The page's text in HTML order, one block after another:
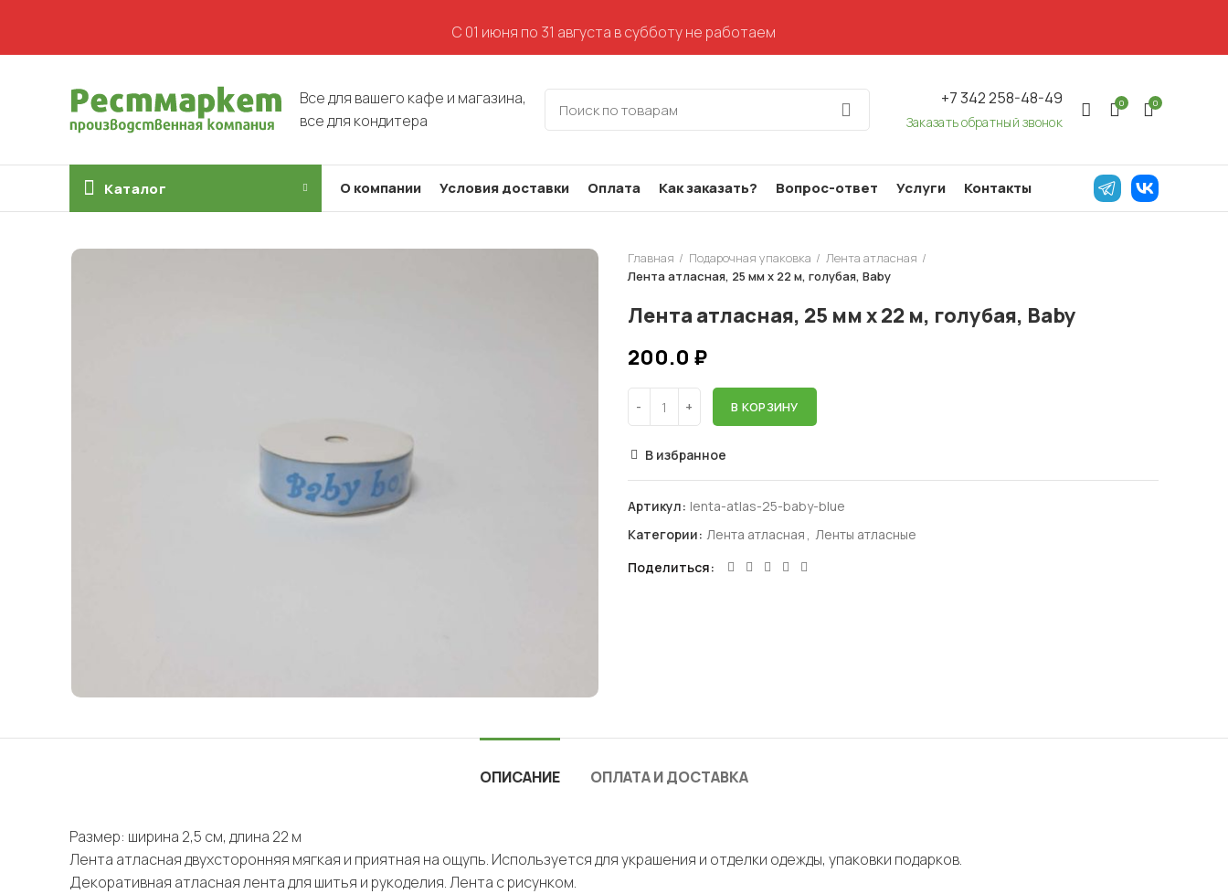
Все для вашего кафе и магазина,
все для кондитера
+7 342 258-48-49
Заказать обратный звонок
0 0
Каталог О компании Условия доставки Оплата Как заказать? Вопрос-ответ Услуги Контакты
Главная Подарочная упаковка
Лента атласная
Лента атласная, 25 мм х 22 м, голубая, Baby
Лента атласная, 25 мм х 22 м, голубая, Baby
200.0 ₽
В КОРЗИНУ
В избранное
Артикул: lenta-atlas-25-baby-blue
Категории: Лента атласная , Ленты атласные
Поделиться
ОПИСАНИЕ ОПЛАТА И ДОСТАВКА
Размер: ширина 2,5 см, длина 22 м
Лента атласная двухсторонняя мягкая и приятная на ощупь. Используется для украшения и отделки одежды, упаковки подарков.
Декоративная атласная лента для шитья и рукоделия. Лента с рисунком.
С 01 июня по 31 августа в субботу не работаем